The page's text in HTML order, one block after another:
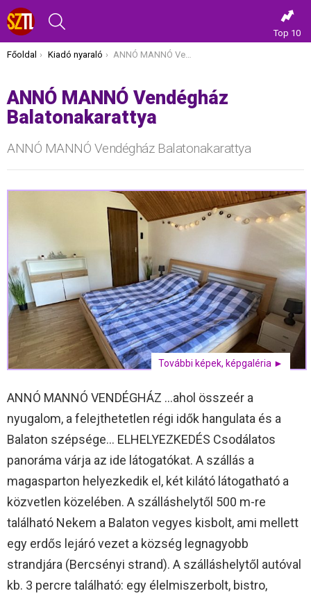
Top 10
Itt vagy most:
Főoldal Kiadó nyaraló ANNÓ MANNÓ Vendégház Balatonakarattya
ANNÓ MANNÓ Vendégház
Balatonakarattya
ANNÓ MANNÓ Vendégház Balatonakarattya
További képek, képgaléria ►
ANNÓ MANNÓ VENDÉGHÁZ …ahol összeér a
nyugalom, a felejthetetlen régi idők hangulata és a
Balaton szépsége… ELHELYEZKEDÉS Csodálatos
panoráma várja az ide látogatókat. A szállás a
magasparton helyezkedik el, két kilátó látogatható a
közvetlen közelében. A szálláshelytől 500 m-re
található Nekem a Balaton vegyes kisbolt, ami mellett
egy erdős lejáró vezet a község legnagyobb
strandjára (Bercsényi strand). A szálláshelytől autóval
kb. 3 percre található: egy élelmiszerbolt, bistro,